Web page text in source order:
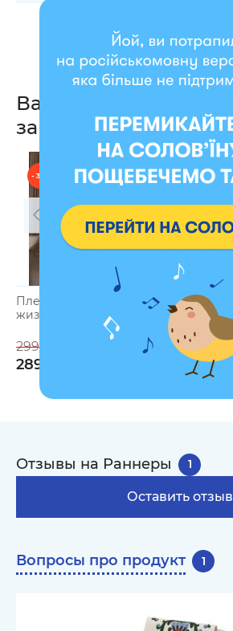
Вас также могут
заинтересовать
- 3 %
Плед «Вечное дерево
жизни» 130х170 см
2999 грн
2899 грн
Отзывы на Раннеры 1
Оставить отзыв
Вопросы про продукт 1